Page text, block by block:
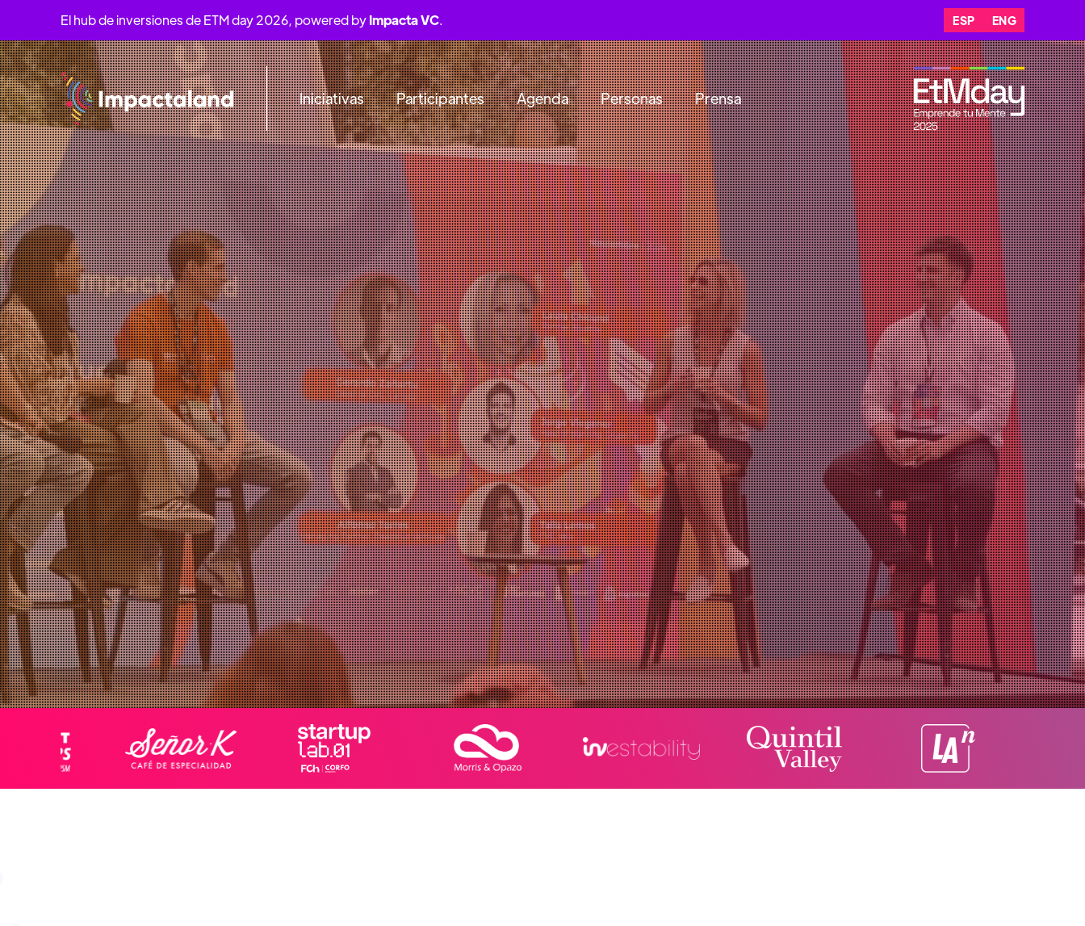
El hub de inversiones de ETM day 2026, powered byImpacta VC. ESP ENG
Iniciativas Participantes Agenda Personas Prensa
19
AL
21
NOV
2026
PARQUE BICENTENARIO,VITACURA, SANTIAGO DE CHILE 🇨🇱
ideas y el capital
transformar el
mundo
¡Quiero ser parte! Agregar a Calendar